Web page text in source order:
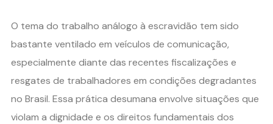
O tema do trabalho análogo à escravidão tem sido
bastante ventilado em veículos de comunicação,
especialmente diante das recentes fiscalizações e
resgates de trabalhadores em condições degradantes
no Brasil. Essa prática desumana envolve situações que
violam a dignidade e os direitos fundamentais dos